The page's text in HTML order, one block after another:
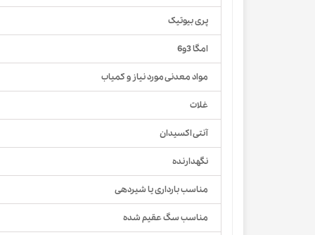
پری بیوتیک
امگا 3و6
مواد معدنی مورد نیاز و کمیاب
غلات
آنتی اکسیدان
نگهدارنده
مناسب بارداری یا شیردهی
مناسب سگ عقیم شده